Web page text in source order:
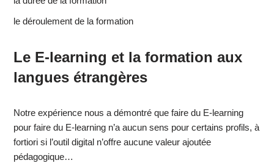
le déroulement de la formation
Le E-learning et la formation aux
langues étrangères
Notre expérience nous a démontré que faire du E-learning
pour faire du E-learning n’a aucun sens pour certains profils, à
fortiori si l’outil digital n’offre aucune valeur ajoutée
pédagogique…